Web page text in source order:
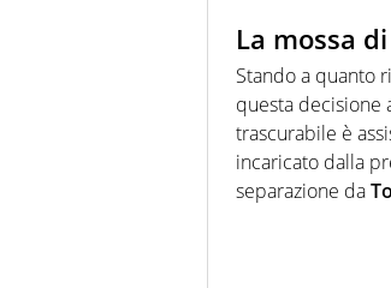
La mossa
Stando a quanto
questa decisione
trascurabile è
incaricato dalla
separazione da